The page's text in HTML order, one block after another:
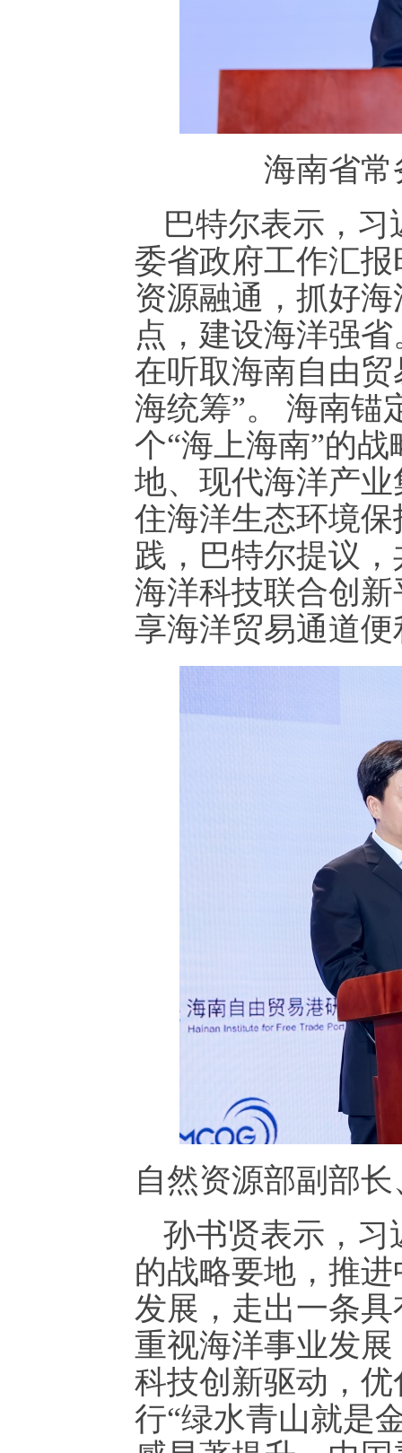
海南省
巴特尔表示，习
委省政府工作汇
资源融通，抓好
点，建设海洋强
在听取海南自由
海统筹”。 海南锚
个“海上海南”的
地、现代海洋产
住海洋生态环境
践，巴特尔提议
海洋科技联合创
享海洋贸易通道便
自然资源部副部
孙书贤表示，习
的战略要地，推
发展，走出一条
重视海洋事业发
科技创新驱动，
行“绿水青山就是